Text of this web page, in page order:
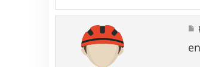
n
t
c
t
e
e
s
s